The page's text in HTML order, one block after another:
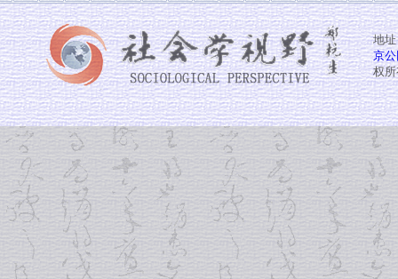
地
京
权